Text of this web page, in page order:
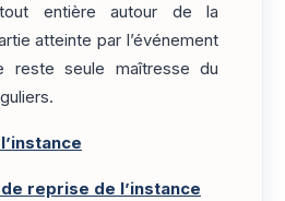
tout entière autour de la
atteinte par l’événement
reste seule maîtresse du
reprise de l’instance